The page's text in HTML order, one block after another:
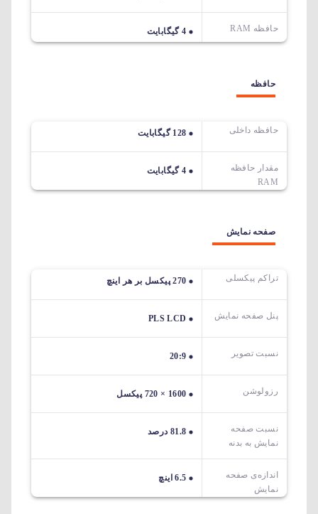
حافظه RAM 4 گیگابایت
حافظه
حافظه داخلی 128 گیگابایت
مقدار حافظه
RAM
4 گیگابایت
صفحه نمایش
تراکم پیکسلی 270 پیکسل بر هر اینچ
پنل صفحه نمایش PLS LCD
نسبت تصویر 20:9
رزولوشن 1600 × 720 پیکسل
نسبت صفحه
نمایش به بدنه
81.8 درصد
اندازه‌ی صفحه‌
نمایش
6.5 اینچ